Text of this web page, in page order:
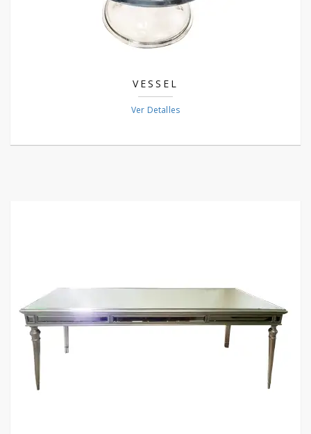
VESSEL
Ver Detalles